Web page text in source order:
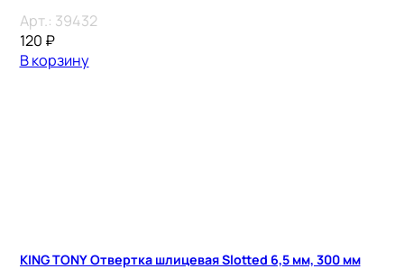
Арт.: 39432
120 ₽
В корзину
KING TONY Отвертка шлицевая Slotted 6,5 мм, 300 мм